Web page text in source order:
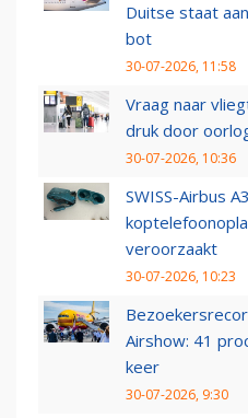
Duitse staat
bot
30-07-2026, 11:58
Vraag naar
druk door
30-07-2026, 10:36
SWISS-Airbus
veroorzaakt
30-07-2026, 10:23
Airshow: 41
keer
30-07-2026, 9:30